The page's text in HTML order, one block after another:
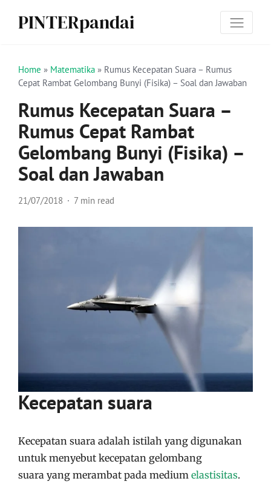
PINTERpandai
Home » Matematika » Rumus Kecepatan Suara – Rumus
Cepat Rambat Gelombang Bunyi (Fisika) – Soal dan Jawaban
Rumus Kecepatan Suara –
Rumus Cepat Rambat
Gelombang Bunyi (Fisika) –
Soal dan Jawaban
21/07/2018 7 min read
Kecepatan suara
Kecepatan suara adalah istilah yang digunakan
untuk menyebut kecepatan gelombang
suara yang merambat pada medium elastisitas.